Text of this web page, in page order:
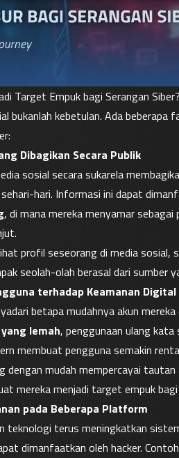
Target Empuk bagi Serangan Siber?
bukanlah kebetulan. Ada
Dibagikan Secara Publik
sosial secara sukarela
hari. Informasi ini dapat
, di mana mereka menyamar
profil seseorang di media sosial,
seolah-olah berasal dari sumber
terhadap Keamanan Digital
betapa mudahnya akun
lemah, penggunaan ulang
membuat pengguna semakin
dengan mudah mempercayai
mereka menjadi target empuk bagi
pada Beberapa Platform
teknologi terus meningkatkan
dimanfaatkan oleh hacker.